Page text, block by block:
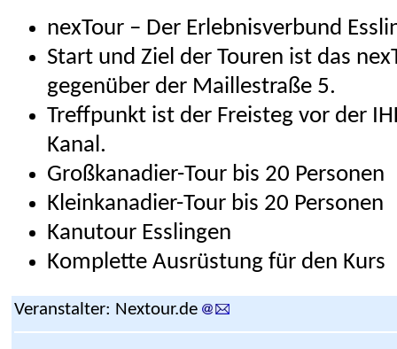
nexTour – Der Erlebnisverbund
Start und Ziel der Touren ist das
gegenüber der Maillestraße 5.
Treffpunkt ist der Freisteg vor der
Kanal.
Großkanadier-Tour bis 20 Personen
Kleinkanadier-Tour bis 20 Personen
Kanutour Esslingen
Komplette Ausrüstung für den Kurs
Veranstalter: Nextour.de